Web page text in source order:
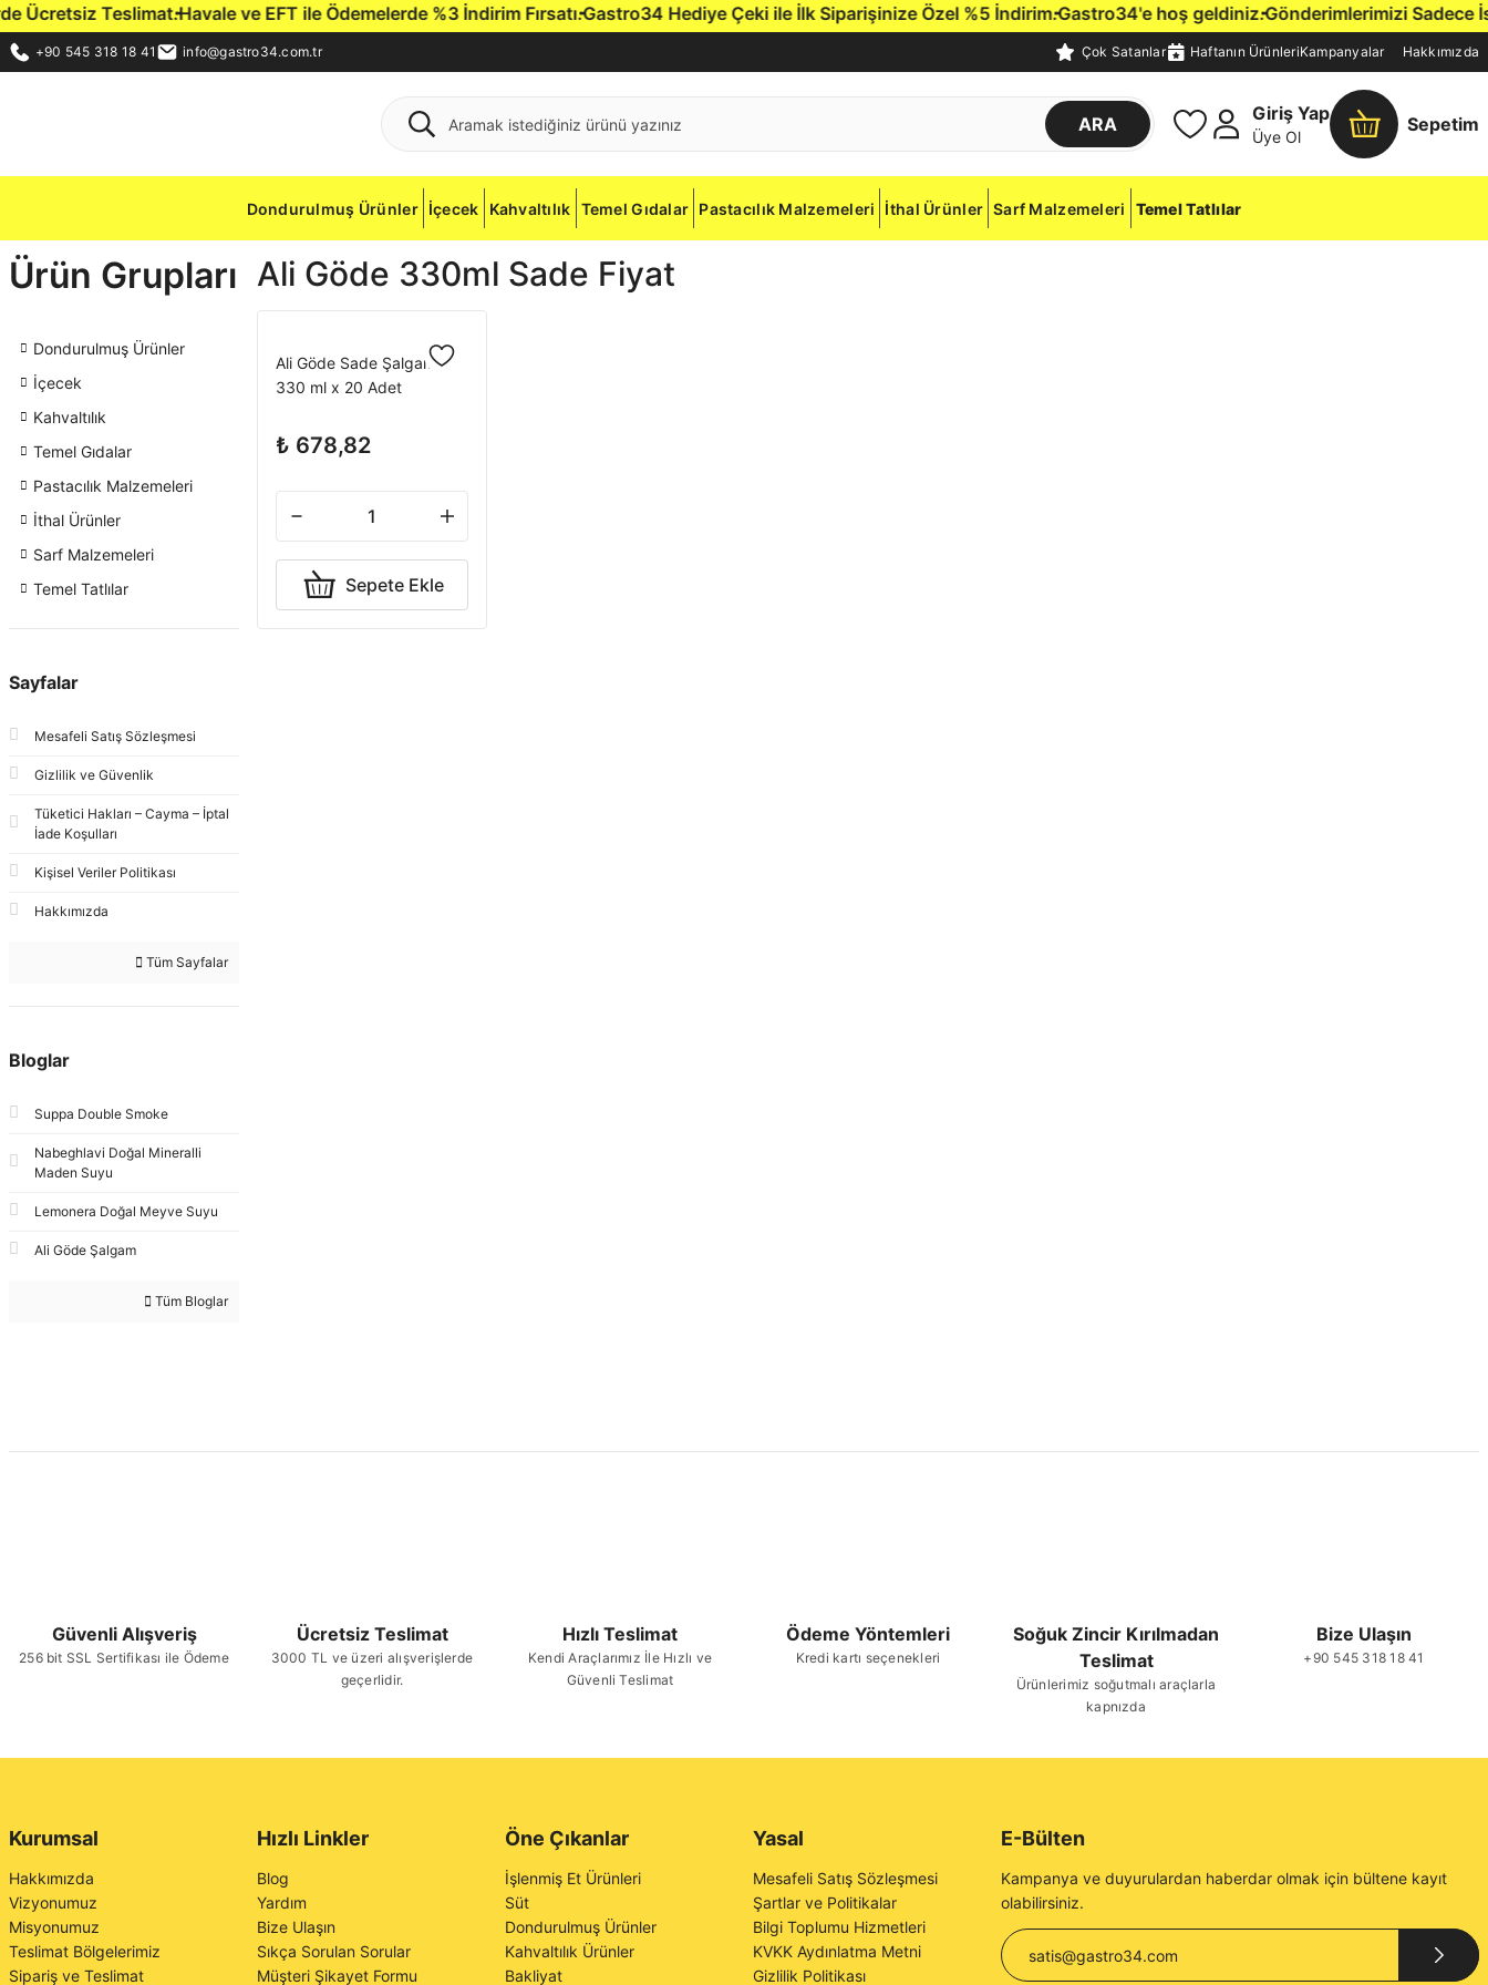
Teslimat.Havale ve EFT ile Ödemelerde %3 İndirim Fırsatı.Gastro34 Hediye Çeki ile İlk Siparişinize Özel %5 İndirim.Gastro34'e hoş geldiniz.Gönderimlerimizi Sadece
+90 545 318 18 41 info@gastro34.com.tr Çok Satanlar Haftanın ÜrünleriKampanyalar Hakkımızda
ARA
Giriş Yap
Üye Ol
Sepetim
Dondurulmuş Ürünler İçecek Kahvaltılık Temel Gıdalar Pastacılık Malzemeleri İthal Ürünler Sarf Malzemeleri Temel Tatlılar
Ürün Grupları
Dondurulmuş Ürünler
İçecek
Kahvaltılık
Temel Gıdalar
Pastacılık Malzemeleri
İthal Ürünler
Sarf Malzemeleri
Temel Tatlılar
Sayfalar
Mesafeli Satış Sözleşmesi
Gizlilik ve Güvenlik
Tüketici Hakları – Cayma – İptal
İade Koşulları
Kişisel Veriler Politikası
Hakkımızda
Tüm Sayfalar
Bloglar
Suppa Double Smoke
Nabeghlavi Doğal Mineralli
Maden Suyu
Lemonera Doğal Meyve Suyu
Ali Göde Şalgam
Tüm Bloglar
Ali Göde 330ml Sade Fiyat
Ali Göde Sade Şalgam
330 ml x 20 Adet
₺ 678,82
Sepete Ekle
Güvenli Alışveriş
256 bit SSL Sertifikası ile Ödeme
Ücretsiz Teslimat
3000 TL ve üzeri alışverişlerde
geçerlidir.
Hızlı Teslimat
Kendi Araçlarımız İle Hızlı ve
Güvenli Teslimat
Ödeme Yöntemleri
Kredi kartı seçenekleri
Soğuk Zincir Kırılmadan
Teslimat
Ürünlerimiz soğutmalı araçlarla
kapnızda
Bize Ulaşın
+90 545 318 18 41
Kurumsal
Hakkımızda
Vizyonumuz
Misyonumuz
Teslimat Bölgelerimiz
Sipariş ve Teslimat
Hızlı Linkler
Blog
Yardım
Bize Ulaşın
Sıkça Sorulan Sorular
Müşteri Şikayet Formu
Öne Çıkanlar
İşlenmiş Et Ürünleri
Süt
Dondurulmuş Ürünler
Kahvaltılık Ürünler
Bakliyat
Yasal
Mesafeli Satış Sözleşmesi
Şartlar ve Politikalar
Bilgi Toplumu Hizmetleri
KVKK Aydınlatma Metni
Gizlilik Politikası
E-Bülten
Kampanya ve duyurulardan haberdar olmak için bültene kayıt
olabilirsiniz.